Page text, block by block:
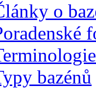
o
bazénů